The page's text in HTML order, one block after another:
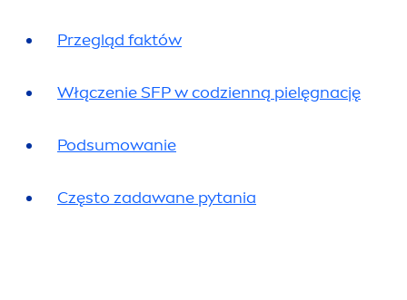
Przegląd faktów
Włączenie SFP w codzienną pielęgnację
Podsumowanie
Często zadawane pytania